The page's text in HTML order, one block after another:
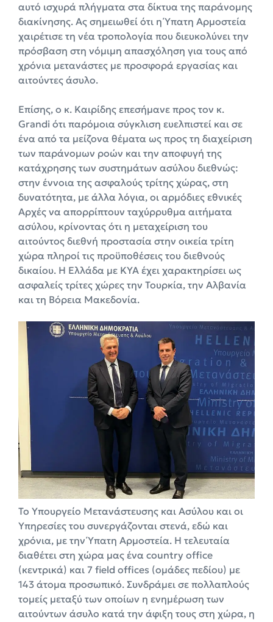
αυτό ισχυρά πλήγματα στα δίκτυα της παράνομης
διακίνησης. Ας σημειωθεί ότι η Ύπατη Αρμοστεία
χαιρέτισε τη νέα τροπολογία που διευκολύνει την
πρόσβαση στη νόμιμη απασχόληση για τους από
χρόνια μετανάστες με προσφορά εργασίας και
αιτούντες άσυλο.
Επίσης, ο κ. Καιρίδης επεσήμανε προς τον κ.
Grandi ότι παρόμοια σύγκλιση ευελπιστεί και σε
ένα από τα μείζονα θέματα ως προς τη διαχείριση
των παράνομων ροών και την αποφυγή της
κατάχρησης των συστημάτων ασύλου διεθνώς:
στην έννοια της ασφαλούς τρίτης χώρας, στη
δυνατότητα, με άλλα λόγια, οι αρμόδιες εθνικές
Αρχές να απορρίπτουν ταχύρρυθμα αιτήματα
ασύλου, κρίνοντας ότι η μεταχείριση του
αιτούντος διεθνή προστασία στην οικεία τρίτη
χώρα πληροί τις προϋποθέσεις του διεθνούς
δικαίου. Η Ελλάδα με ΚΥΑ έχει χαρακτηρίσει ως
ασφαλείς τρίτες χώρες την Τουρκία, την Αλβανία
και τη Βόρεια Μακεδονία.
Το Υπουργείο Μετανάστευσης και Ασύλου και οι
Υπηρεσίες του συνεργάζονται στενά, εδώ και
χρόνια, με την Ύπατη Αρμοστεία. Η τελευταία
διαθέτει στη χώρα μας ένα country office
(κεντρικά) και 7 field offices (ομάδες πεδίου) με
143 άτομα προσωπικό. Συνδράμει σε πολλαπλούς
τομείς μεταξύ των οποίων η ενημέρωση των
αιτούντων άσυλο κατά την άφιξη τους στη χώρα, η